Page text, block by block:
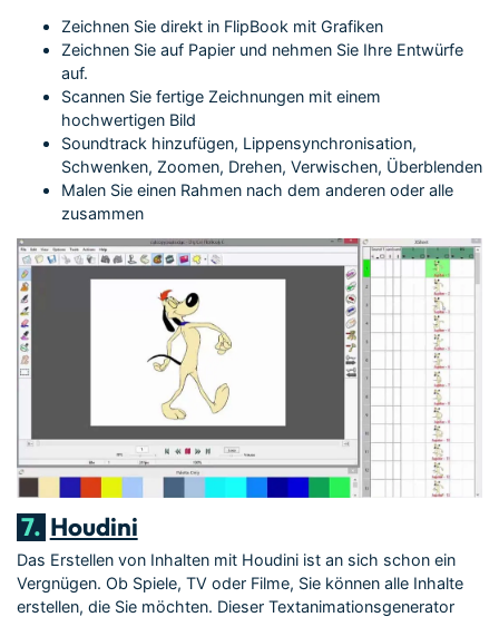
Zeichnen Sie direkt in FlipBook mit Grafiken
Zeichnen Sie auf Papier und nehmen Sie Ihre Entwürfe
auf.
Scannen Sie fertige Zeichnungen mit einem
hochwertigen Bild
Soundtrack hinzufügen, Lippensynchronisation,
Schwenken, Zoomen, Drehen, Verwischen, Überblenden
Malen Sie einen Rahmen nach dem anderen oder alle
zusammen
7. Houdini
Das Erstellen von Inhalten mit Houdini ist an sich schon ein
Vergnügen. Ob Spiele, TV oder Filme, Sie können alle Inhalte
erstellen, die Sie möchten. Dieser Textanimationsgenerator